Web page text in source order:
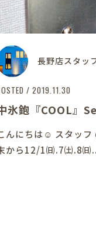
長野店スタッ
/ 2019.11.30
氷鉋『COOL』
んにちは☺ スタッフ
から12/1㈰.7㈯.8㈰